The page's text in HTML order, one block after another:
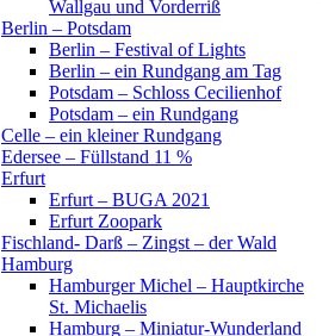
Wallgau und Vorderriß
Berlin – Potsdam
Berlin – Festival of Lights
Berlin – ein Rundgang am Tag
Potsdam – Schloss Cecilienhof
Potsdam – ein Rundgang
Celle – ein kleiner Rundgang
Edersee – Füllstand 11 %
Erfurt
Erfurt – BUGA 2021
Erfurt Zoopark
Fischland- Darß – Zingst – der Wald
Hamburg
Hamburger Michel – Hauptkirche
St. Michaelis
Hamburg – Miniatur-Wunderland